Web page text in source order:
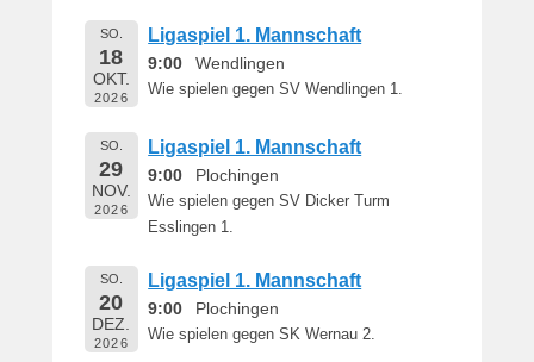
a
SO.
18
OKT.
2026
Ligaspiel 1. Mannschaft
9:00 Wendlingen
Wie spielen gegen SV Wendlingen 1.
SO.
29
NOV.
2026
Ligaspiel 1. Mannschaft
9:00 Plochingen
Wie spielen gegen SV Dicker Turm
Esslingen 1.
SO.
20
DEZ.
2026
Ligaspiel 1. Mannschaft
9:00 Plochingen
Wie spielen gegen SK Wernau 2.